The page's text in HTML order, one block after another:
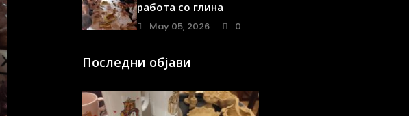
работа со глина
May 05, 2026 0
Последни објави